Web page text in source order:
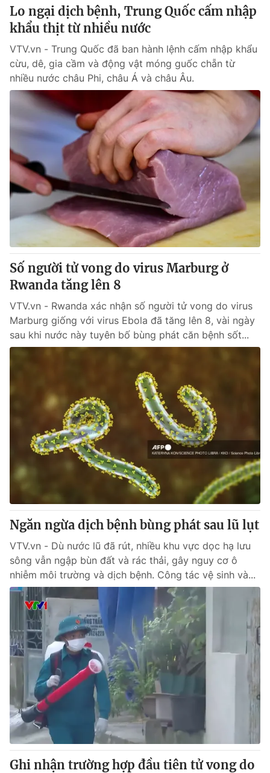
Lo ngại dịch bệnh, Trung Quốc cấm nhập
khẩu thịt từ nhiều nước
VTV.vn - Trung Quốc đã ban hành lệnh cấm nhập khẩu
cừu, dê, gia cầm và động vật móng guốc chẵn từ
nhiều nước châu Phi, châu Á và châu Âu.
Số người tử vong do virus Marburg ở
Rwanda tăng lên 8
VTV.vn - Rwanda xác nhận số người tử vong do virus
Marburg giống với virus Ebola đã tăng lên 8, vài ngày
sau khi nước này tuyên bố bùng phát căn bệnh sốt...
Ngăn ngừa dịch bệnh bùng phát sau lũ lụt
VTV.vn - Dù nước lũ đã rút, nhiều khu vực dọc hạ lưu
sông vẫn ngập bùn đất và rác thải, gây nguy cơ ô
nhiễm môi trường và dịch bệnh. Công tác vệ sinh và...
Ghi nhận trường hợp đầu tiên tử vong do